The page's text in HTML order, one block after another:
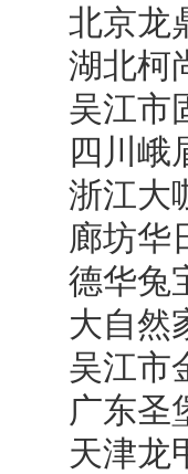
北京龙鼎
湖北柯尚
吴江市
四川峨眉
浙江大咖
廊坊华日
德华兔宝
大自然家
吴江市
广东圣堡
天津龙甲